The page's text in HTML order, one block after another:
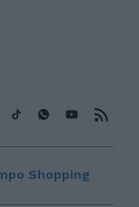
Shopping